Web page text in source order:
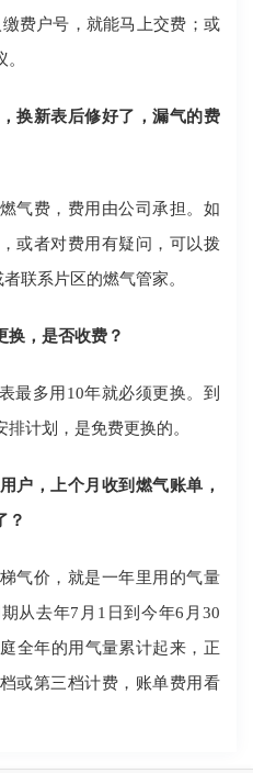
费户号，就能马上交费；或
换新表后修好了，漏气的费
气费，费用由公司承担。如
或者对费用有疑问，可以拨
联系片区的燃气管家。
换，是否收费？
最多用10年就必须更换。到
计划，是免费更换的。
户，上个月收到燃气账单，
？
气价，就是一年里用的气量
从去年7月1日到今年6月30
全年的用气量累计起来，正
或第三档计费，账单费用看